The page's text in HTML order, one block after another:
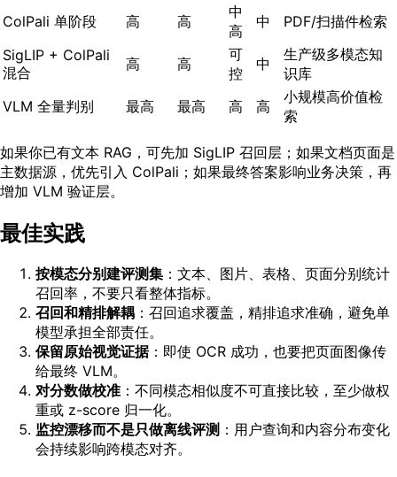
ColPali 单阶段 高 高
中
高
中
PDF/扫描件检索
SigLIP + ColPali
混合
高 高
可
控
中
生产级多模态知
识库
VLM 全量判别
最高 最高 高 高
小规模高价值检
索
如果你已有文本 RAG，可先加 SigLIP 召回层；如果文档页面是
主数据源，优先引入 ColPali；如果最终答案影响业务决策，再
增加 VLM 验证层。
最佳实践
按模态分别建评测集 ：文本、图片、表格、页面分别统计
召回率，不要只看整体指标。
召回和精排解耦 ：召回追求覆盖，精排追求准确，避免单
模型承担全部责任。
保留原始视觉证据：即使 OCR 成功，也要把页面图像传
给最终 VLM。
对分数做校准 ：不同模态相似度不可直接比较，至少做权
重或 z-score 归一化。
监控漂移而不是只做离线评测 ：用户查询和内容分布变化
会持续影响跨模态对齐。